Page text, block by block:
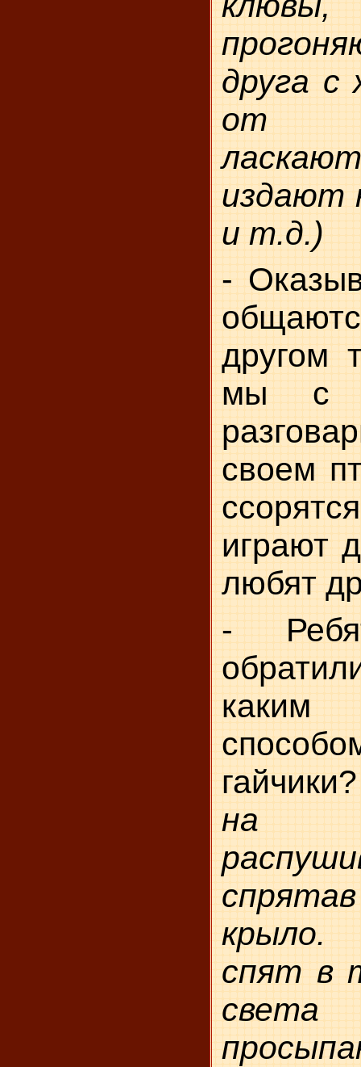
друга с
от
издают
и т.д.)
-
другом
мы с
своем
играют
любят
-
на
кры­ло.
спят в